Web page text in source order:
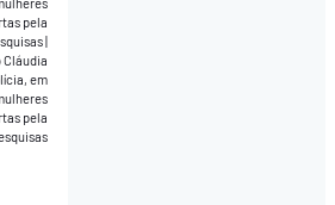
pela
Cláudia
em
pela